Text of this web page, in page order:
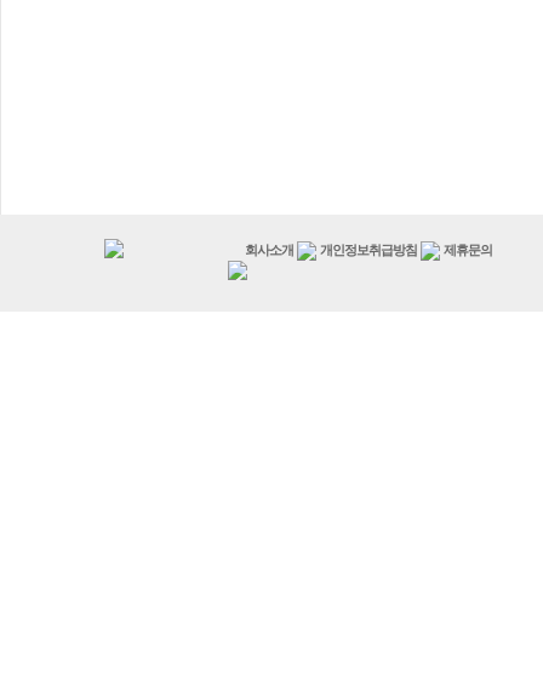
회사소개 개인정보취급방침 제휴문의